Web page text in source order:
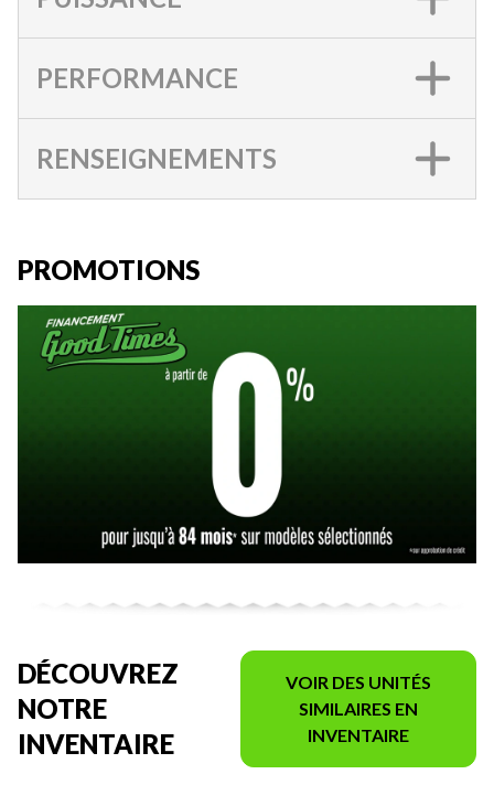
PERFORMANCE
RENSEIGNEMENTS
PROMOTIONS
DÉCOUVREZ
NOTRE
INVENTAIRE
VOIR DES UNITÉS
SIMILAIRES EN
INVENTAIRE